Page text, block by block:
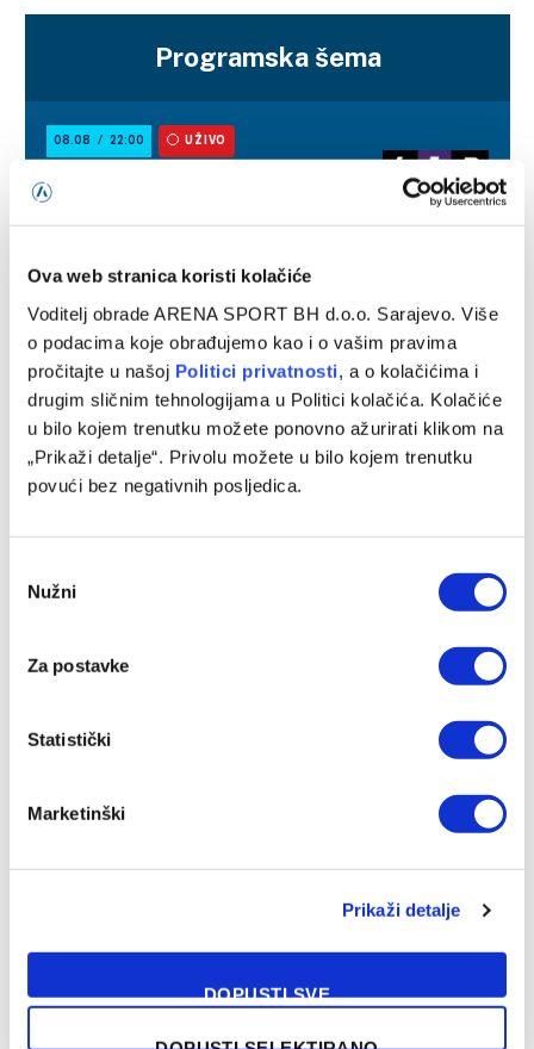
Ova web stranica koristi kolačiće
Voditelj obrade ARENA SPORT BH d.o.o. Sarajevo. Više
o podacima koje obrađujemo kao i o vašim pravima
pročitajte u našoj Politici privatnosti, a o kolačićima i
drugim sličnim tehnologijama u Politici kolačića. Kolačiće
u bilo kojem trenutku možete ponovno ažurirati klikom na
„Prikaži detalje“. Privolu možete u bilo kojem trenutku
povući bez negativnih posljedica.
Selection
Nužni
Za postavke
Statistički
Marketinški
Prikaži detalje
DOPUSTI SVE
Programska šema